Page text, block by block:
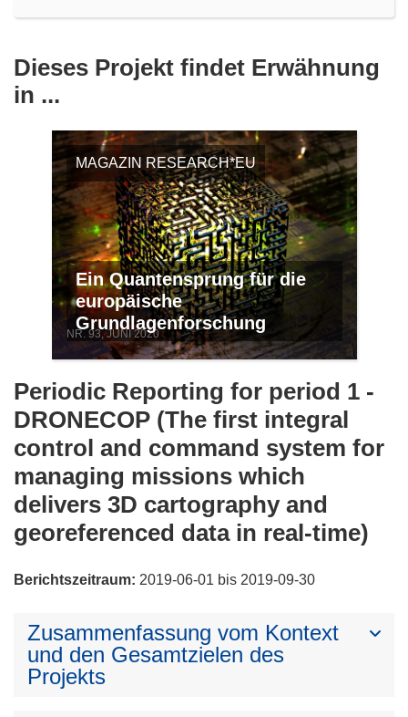
Dieses Projekt findet Erwähnung
in ...
MAGAZIN RESEARCH*EU
Ein Quantensprung für die
europäische
Grundlagenforschung
NR. 93, JUNI 2020
Periodic Reporting for period 1 -
DRONECOP (The first integral
control and command system for
managing missions which
delivers 3D cartography and
georeferenced data in real-time)
Berichtszeitraum: 2019-06-01 bis 2019-09-30
Zusammenfassung vom Kontext
und den Gesamtzielen des
Projekts